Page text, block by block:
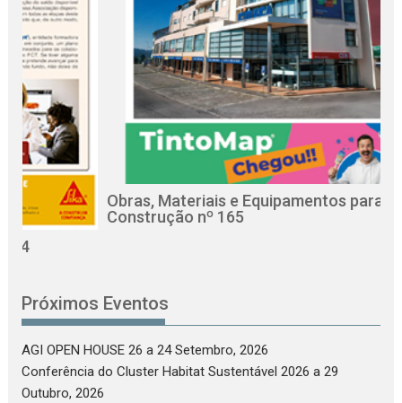
Obras, Materiais e Equipamentos para a
Construção nº 165
Próximos Eventos
AGI OPEN HOUSE 26 a 24 Setembro, 2026
Conferência do Cluster Habitat Sustentável 2026 a 29
Outubro, 2026